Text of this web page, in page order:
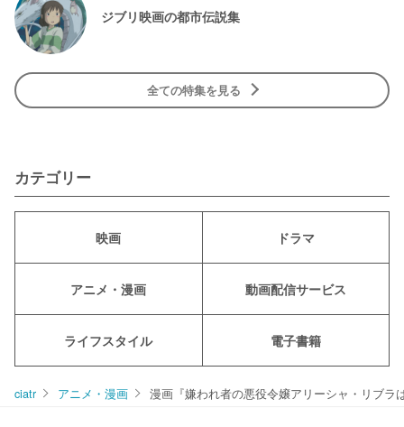
ジブリ映画の都市伝説集
全ての特集を見る
カテゴリー
映画 ドラマ
アニメ・漫画 動画配信サービス
ライフスタイル 電子書籍
ciatr アニメ・漫画 漫画『嫌われ者の悪役令嬢アリーシャ・リブ